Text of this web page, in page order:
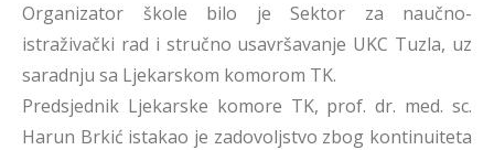
Organizator škole bilo je Sektor za naučno-
istraživački rad i stručno usavršavanje UKC Tuzla, uz
saradnju sa Ljekarskom komorom TK.
Predsjednik Ljekarske komore TK, prof. dr. med. sc.
Harun Brkić istakao je zadovoljstvo zbog kontinuiteta